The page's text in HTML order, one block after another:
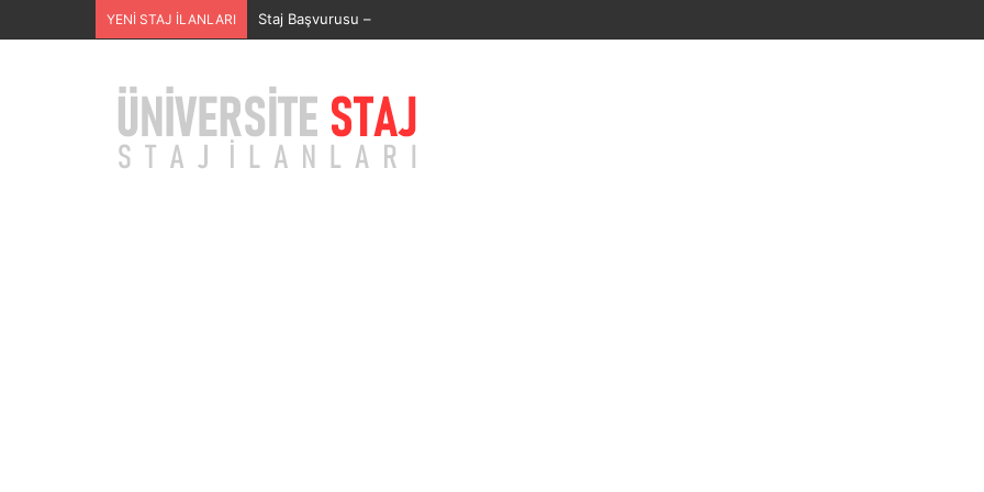
YENİ STAJ İLANLARI SECURITAS GÜVENLİK HİZMETLERİSECURITAS GÜVENLİK HİZMETLERİ Staj Başvurusu – Muhasebe Stajyeri